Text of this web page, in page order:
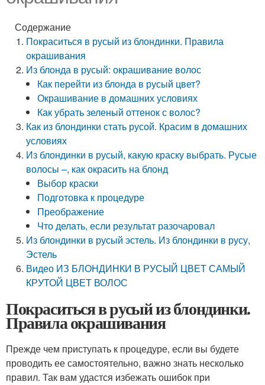
Содержание
Покраситься в русый из блондинки. Правила
окрашивания
Из блонда в русый: окрашивание волос
Как перейти из блонда в русый цвет?
Окрашивание в домашних условиях
Как убрать зеленый оттенок с волос?
Как из блондинки стать русой. Красим в домашних
условиях
Из блондинки в русый, какую краску выбрать. Русые
волосы –, как окрасить на блонд
Выбор краски
Подготовка к процедуре
Преображение
Что делать, если результат разочаровал
Из блондинки в русый эстель. Из блондинки в русу,
Эстель
Видео ИЗ БЛОНДИНКИ В РУСЫЙ ЦВЕТ САМЫЙ
КРУТОЙ ЦВЕТ ВОЛОС
Покраситься в русый из блондинки.
Правила окрашивания
Прежде чем приступать к процедуре, если вы будете
проводить ее самостоятельно, важно знать несколько
правил. Так вам удастся избежать ошибок при